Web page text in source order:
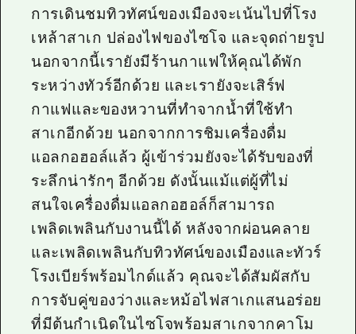
การเดินชมทิวทัศน์ของเมืองจะเน้นไปที่โรง
เหล้าสาเก ปล่องไฟของไซโจ และจุดถ่ายรูป
นอกจากนี้เรายังมีร้านกาแฟให้คุณได้พัก
ระหว่างทัวร์อีกด้วย และเรายังจะเสิร์ฟ
กาแฟและของหวานที่ทำจากน้ำที่ใช้ทำ
สาเกอีกด้วย นอกจากการชิมเครื่องดื่ม
แอลกอฮอล์แล้ว ผู้เข้าร่วมยังจะได้รับของที่
ระลึกน่ารักๆ อีกด้วย ดังนั้นแม้แต่ผู้ที่ไม่
สนใจเครื่องดื่มแอลกอฮอล์ก็สามารถ
เพลิดเพลินกับงานนี้ได้ หลังจากผ่อนคลาย
และเพลิดเพลินกับทิวทัศน์ของเมืองและทัวร์
โรงเบียร์พร้อมไกด์แล้ว คุณจะได้สัมผัสกับ
การจับคู่ของว่างและหม้อไฟสาเกแสนอร่อย
ที่มีต้นกำเนิดในไซโจพร้อมสาเกจากคาโม